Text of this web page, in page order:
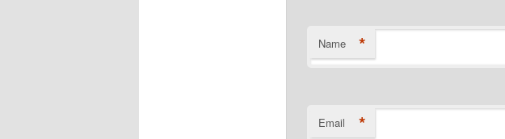
Name *
Email *